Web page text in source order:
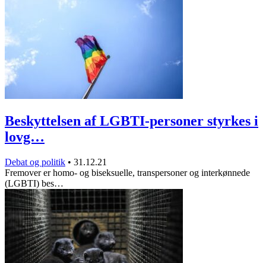
Beskyttelsen af LGBTI-personer styrkes i
lovg…
Debat og politik • 31.12.21
Fremover er homo- og biseksuelle, transpersoner og interkønnede
(LGBTI) bes…